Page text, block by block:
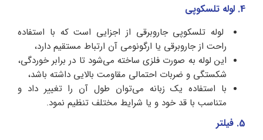
4. لوله تلسکوپی
لوله تلسکوپی جاروبرقی از اجزایی است که با استفاده
راحت از جاروبرقی یا ارگونومی آن ارتباط مستقیم دارد،
این لوله به صورت فلزی ساخته می‌شود تا در برابر خوردگی،
شکستگی و ضربات احتمالی مقاومت بالایی داشته باشد،
با استفاده یک زبانه می‌توان طول آن را تغییر داد و
متناسب با قد خود و یا شرایط مختلف تنظیم نمود.
5. فیلتر